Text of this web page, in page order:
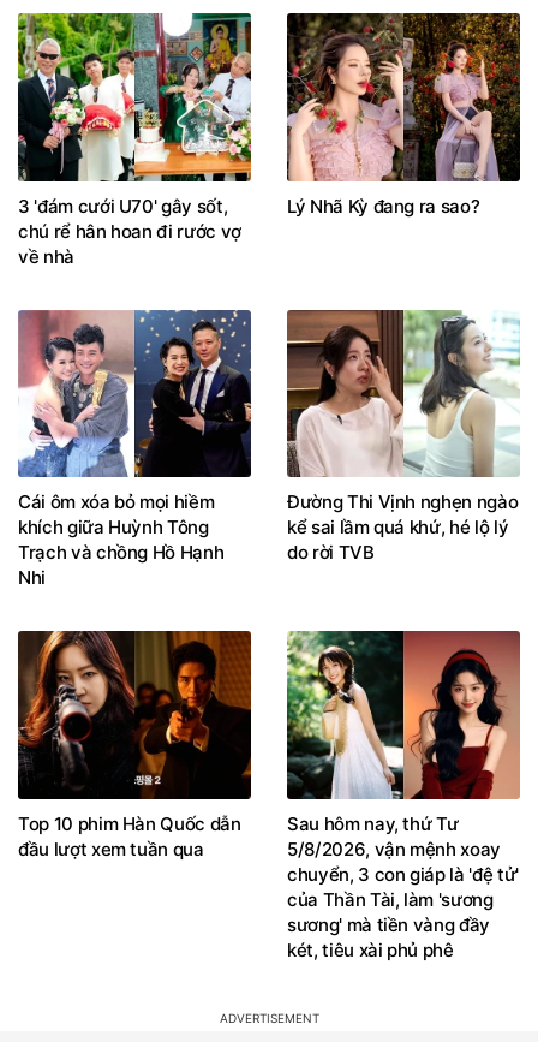
3 'đám cưới U70' gây sốt,
chú rể hân hoan đi rước vợ
về nhà
Lý Nhã Kỳ đang ra sao?
Cái ôm xóa bỏ mọi hiềm
khích giữa Huỳnh Tông
Trạch và chồng Hồ Hạnh
Nhi
Đường Thi Vịnh nghẹn ngào
kể sai lầm quá khứ, hé lộ lý
do rời TVB
Top 10 phim Hàn Quốc dẫn
đầu lượt xem tuần qua
Sau hôm nay, thứ Tư
5/8/2026, vận mệnh xoay
chuyển, 3 con giáp là 'đệ tử'
của Thần Tài, làm 'sương
sương' mà tiền vàng đầy
két, tiêu xài phủ phê